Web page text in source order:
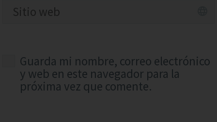
Guarda mi nombre, correo electrónico
y web en este navegador para la
próxima vez que comente.